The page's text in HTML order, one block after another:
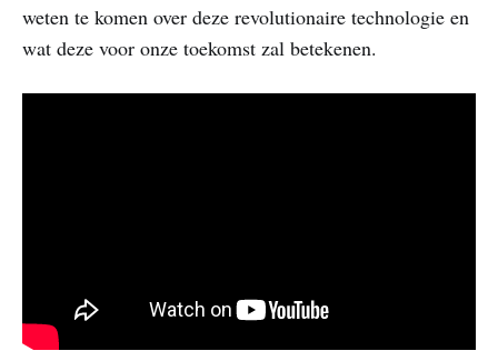
weten te komen over deze revolutionaire technologie en
wat deze voor onze toekomst zal betekenen.